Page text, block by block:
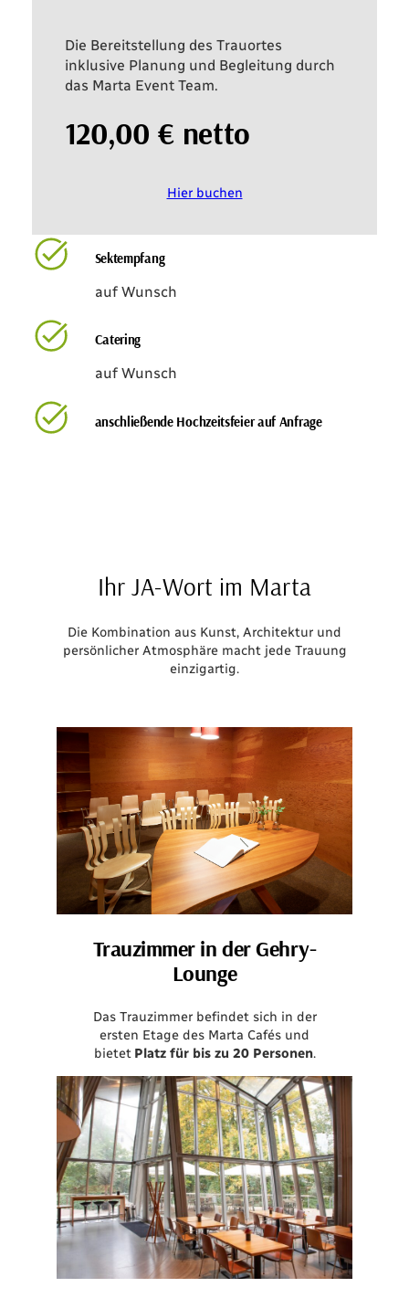
Die Bereitstellung des Trauortes
inklusive Planung und Begleitung durch
das Marta Event Team.
120,00 € netto
Hier buchen
Sektempfang
auf Wunsch
Catering
auf Wunsch
anschließende Hochzeitsfeier auf Anfrage
Ihr JA-Wort im Marta
Die Kombination aus Kunst, Architektur und
persönlicher Atmosphäre macht jede Trauung
einzigartig.
Trauzimmer in der Gehry-
Lounge
Das Trauzimmer befindet sich in der
ersten Etage des Marta Cafés und
bietet Platz für bis zu 20 Personen.